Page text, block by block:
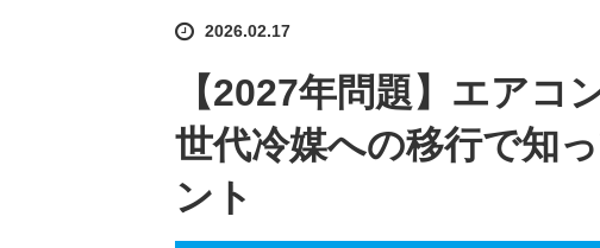
2026.02.17
【2027年問題】エアコ
世代冷媒への移行で知
ント